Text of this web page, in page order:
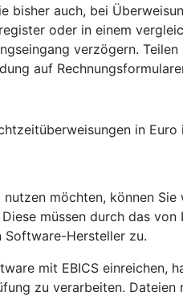
bisher auch, bei
oder in einem
verzögern.
auf
in
möchten, können
müssen durch das
Software-Hersteller zu.
mit EBICS einreichen,
zu verarbeiten.